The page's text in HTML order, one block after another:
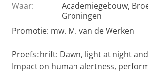
Waar:
Academiegebouw,
Groningen
Promotie: mw. M. van de Werken
Proefschrift: Dawn, light at night
Impact on human alertness,